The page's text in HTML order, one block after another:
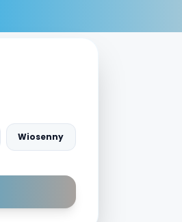
Wiosenny